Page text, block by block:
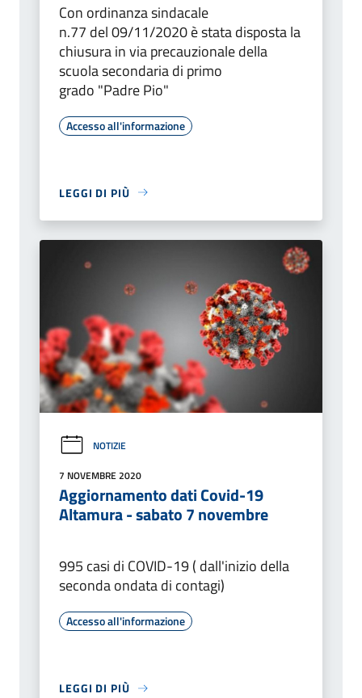
Con ordinanza sindacale
n.77 del 09/11/2020 è stata disposta la
chiusura in via precauzionale della
scuola secondaria di primo
grado "Padre Pio"
Accesso all'informazione
LEGGI DI PIÙ
NOTIZIE
7 NOVEMBRE 2020
Aggiornamento dati Covid-19
Altamura - sabato 7 novembre
995 casi di COVID-19 ( dall'inizio della
seconda ondata di contagi)
Accesso all'informazione
LEGGI DI PIÙ